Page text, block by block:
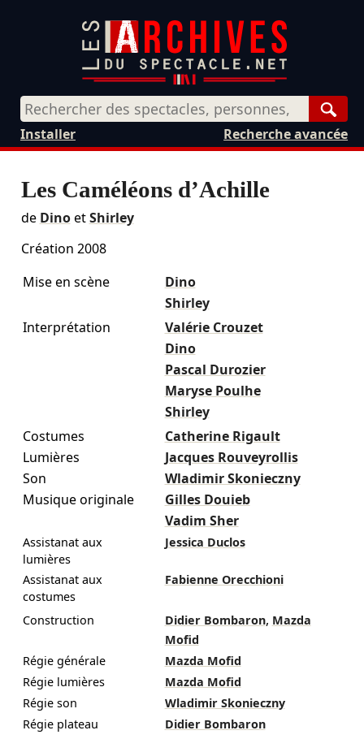
Recherche avancée
Installer
Les Caméléons d’Achille
de DinoetShirley
Création 2008
Mise en scène
Dino
Shirley
Interprétation
Valérie Crouzet
Dino
Pascal Durozier
Maryse Poulhe
Shirley
Costumes
Catherine Rigault
Lumières
Jacques Rouveyrollis
Son
Wladimir Skonieczny
Musique originale
Gilles Douieb
Vadim Sher
Assistanat aux
lumières
Jessica Duclos
Assistanat aux
costumes
Fabienne Orecchioni
Construction Didier Bombaron, Mazda
Mofid
Régie générale
Mazda Mofid
Régie lumières
Mazda Mofid
Régie son
Wladimir Skonieczny
Régie plateau
Didier Bombaron